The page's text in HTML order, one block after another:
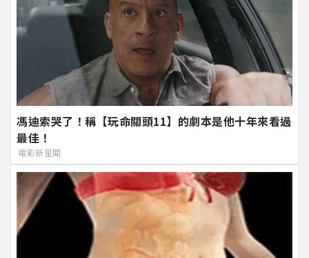
馮迪索哭了！稱【玩命關頭11】的劇本是他十年來看過
最佳！
電影新星聞